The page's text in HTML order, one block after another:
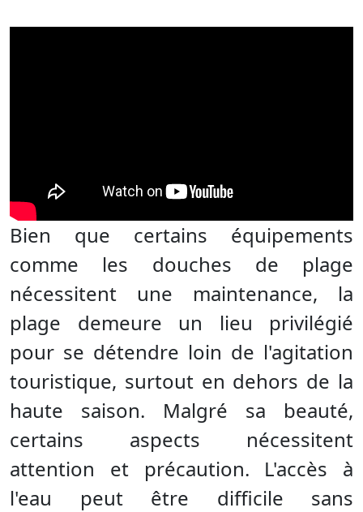
Bien que certains équipements
comme les douches de plage
nécessitent une maintenance, la
plage demeure un lieu privilégié
pour se détendre loin de l'agitation
touristique, surtout en dehors de la
haute saison. Malgré sa beauté,
certains aspects nécessitent
attention et précaution. L'accès à
l'eau peut être difficile sans